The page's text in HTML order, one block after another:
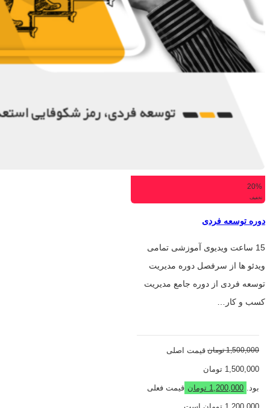
20%
تخفیف
دوره توسعه فردی
15 ساعت ویدیوی آموزشی تمامی
ویدئو ها از سرفصل دوره مدیریت
توسعه فردی از دوره جامع مدیریت
کسب و کار…
1,500,000 تومان قیمت اصلی
1,500,000 تومان
بود. 1,200,000 تومان قیمت فعلی